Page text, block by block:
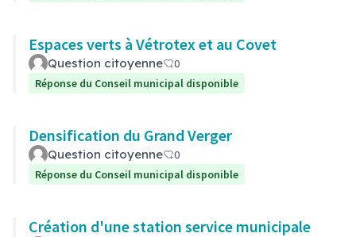
Espaces verts à Vétrotex et au Covet
Question citoyenne
0
Réponse du Conseil municipal disponible
Densification du Grand Verger
Question citoyenne
0
Réponse du Conseil municipal disponible
Création d'une station service municipale